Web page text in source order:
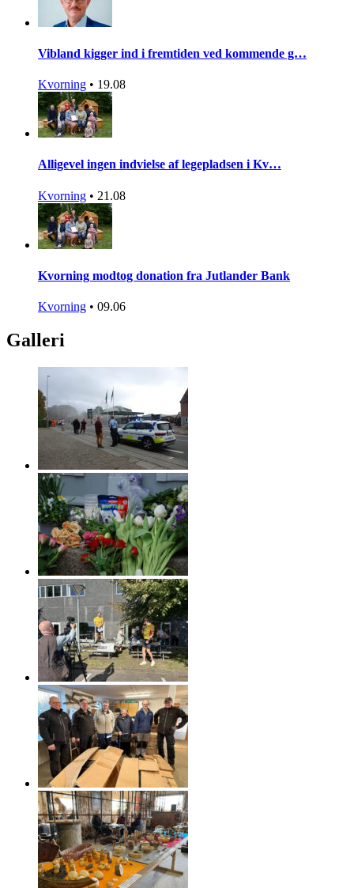
Vibland kigger ind i fremtiden ved kommende g…
Kvorning • 19.08
Alligevel ingen indvielse af legepladsen i Kv…
Kvorning • 21.08
Kvorning modtog donation fra Jutlander Bank
Kvorning • 09.06
Galleri